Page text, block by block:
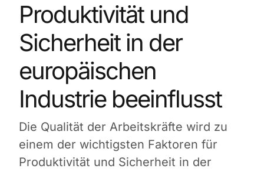
Produktivität und
Sicherheit in der
europäischen
Industrie beeinflusst
Die Qualität der Arbeitskräfte wird zu
einem der wichtigsten Faktoren für
Produktivität und Sicherheit in der